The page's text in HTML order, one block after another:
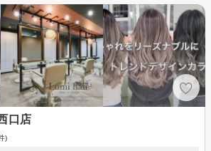
口店
)